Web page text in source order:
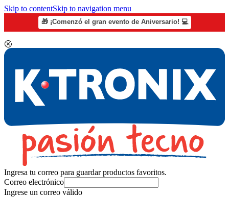
Skip to contentSkip to navigation menu
🎁 ¡Comenzó el gran evento de Aniversario! 💻
Ingresa tu correo para guardar productos favoritos.
Correo electrónico
Ingrese un correo válido